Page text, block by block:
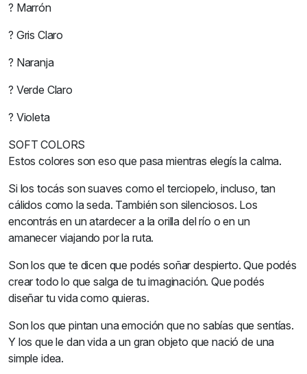
? Marrón
? Gris Claro
? Naranja
? Verde Claro
? Violeta
SOFT COLORS
Estos colores son eso que pasa mientras elegís la calma.
Si los tocás son suaves como el terciopelo, incluso, tan
cálidos como la seda. También son silenciosos. Los
encontrás en un atardecer a la orilla del río o en un
amanecer viajando por la ruta.
Son los que te dicen que podés soñar despierto. Que podés
crear todo lo que salga de tu imaginación. Que podés
diseñar tu vida como quieras.
Son los que pintan una emoción que no sabías que sentías.
Y los que le dan vida a un gran objeto que nació de una
simple idea.